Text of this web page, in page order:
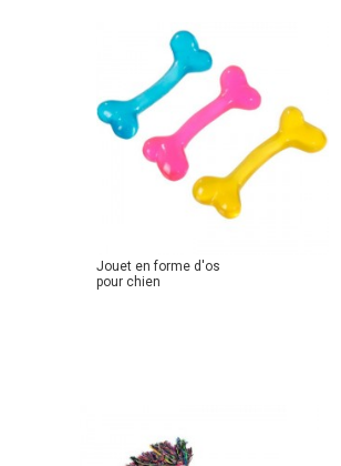
Jouet en forme d'os
pour chien